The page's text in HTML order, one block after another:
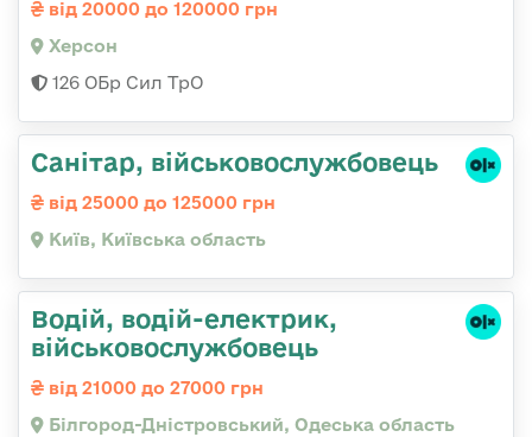
від 20000 до 120000 грн
Херсон
126 ОБр Сил ТрО
Санітаp, військовослужбовець
від 25000 до 125000 грн
Київ, Київська область
Водій, водій-електрик,
військовослужбовець
від 21000 до 27000 грн
Білгород-Дністровський, Одеська область